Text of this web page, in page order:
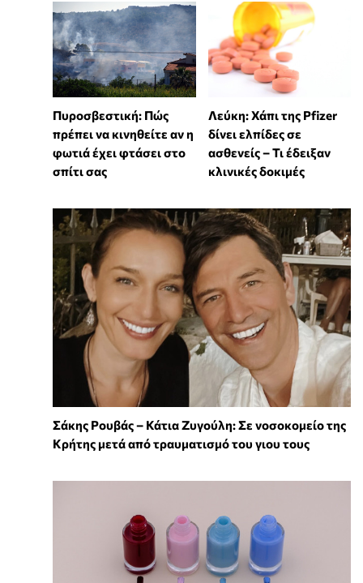
Πυροσβεστική: Πώς
πρέπει να κινηθείτε αν η
φωτιά έχει φτάσει στο
σπίτι σας
Λεύκη: Χάπι της Pfizer
δίνει ελπίδες σε
ασθενείς – Τι έδειξαν
κλινικές δοκιμές
Σάκης Ρουβάς – Κάτια Ζυγούλη: Σε νοσοκομείο της
Κρήτης μετά από τραυματισμό του γιου τους